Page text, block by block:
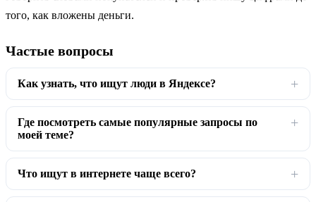
того, как вложены деньги.
Частые вопросы
Как узнать, что ищут люди в Яндексе?
Где посмотреть самые популярные запросы по
моей теме?
Что ищут в интернете чаще всего?